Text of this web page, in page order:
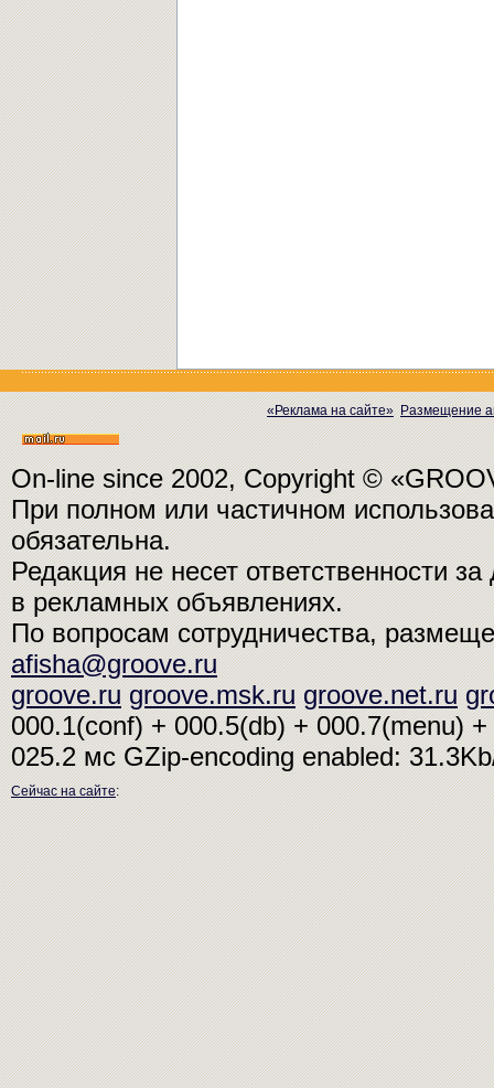
«Реклама на сайте» Размещение
On-line since 2002, Copyright ©
При полном или частичном
обязательна.
Редакция не несет ответственности
в рекламных объявлениях.
По вопросам сотрудничества,
afisha@groove.ru
groove.ru groove.msk.ru groove.net.ru
000.1(conf) + 000.5(db) + 000.7(menu)
025.2 мсGZip-encoding enabled:
Сейчас на сайте: